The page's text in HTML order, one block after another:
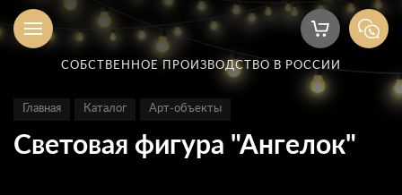
СОБСТВЕННОЕ ПРОИЗВОДСТВО В РОССИИ
Главная Каталог Арт-объекты
Световая фигура "Ангелок"